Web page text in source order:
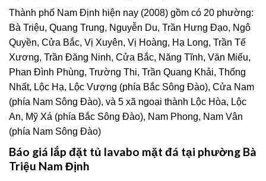
Thành phố Nam Định hiện nay (2008) gồm có 20 phường:
Bà Triệu, Quang Trung, Nguyễn Du, Trần Hưng Đạo, Ngô
Quyền, Cửa Bắc, Vị Xuyên, Vị Hoàng, Hạ Long, Trần Tế
Xương, Trần Đăng Ninh, Cửa Bắc, Năng Tĩnh, Văn Miếu,
Phan Đình Phùng, Trường Thi, Trần Quang Khải, Thống
Nhất, Lộc Hạ, Lộc Vượng (phía Bắc Sông Đào), Cửa Nam
(phía Nam Sông Đào), và 5 xã ngoại thành Lộc Hòa, Lộc
An, Mỹ Xá (phía Bắc Sông Đào), Nam Phong, Nam Vân
(phía Nam Sông Đào)
Báo giá lắp đặt tủ lavabo mặt đá tại phường Bà
Triệu Nam Định